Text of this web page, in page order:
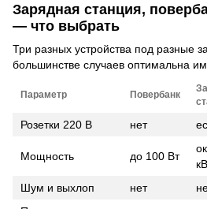
Зарядная станция,
— что выбрать
Три разных устройства под разные
большинстве случаев оптимальна
Параметр Повербанк
Розетки 220 В нет
Мощность до 100 Вт
Шум и выхлоп
нет